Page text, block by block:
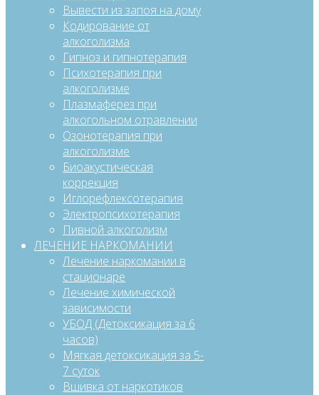
Вывести из запоя на дому
Кодирование от
алкоголизма
Гипноз и гипнотерапия
Психотерапия при
алкоголизме
Плазмаферез при
алкогольном отравлении
Озонотерапия при
алкоголизме
Биоакустическая
коррекция
Иглорефлексотерапия
Электропсихотерапия
Пивной алкоголизм
ЛЕЧЕНИЕ НАРКОМАНИИ
Лечение наркомании в
стационаре
Лечение химической
зависимости
УБОД (Детоксикация за 6
часов)
Мягкая детоксикация за 5-
7 суток
Вшивка от наркотиков